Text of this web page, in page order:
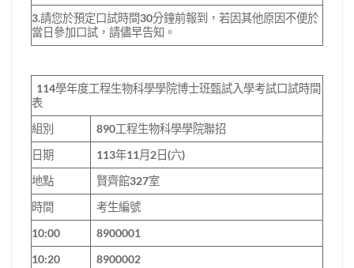
3.請您於預定口試時間30分鐘前報到，若因其他原因不便於
當日參加口試，請儘早告知。
114學年度工程生物科學學院博士班甄試入學考試口試時間
表
組別
890工程生物科學學院聯招
日期
113年11月2日(六)
地點
賢齊館327室
時間
考生編號
10:00
8900001
10:20
8900002